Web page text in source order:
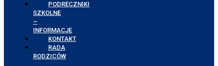
PODRĘCZNIKI
SZKOLNE
–
INFORMACJE
KONTAKT
RADA
RODZICÓW